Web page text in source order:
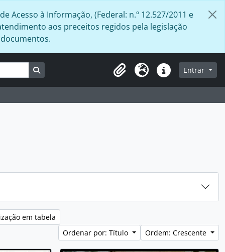
à Informação, (Federal: n.º 12.527/2011 e
aos preceitos regidos pela legislação
Busque na página de navegação
Área de Transferência
Idioma Atalhos Entrar
em tabela
Ordenar por: Título
Ordem: Crescente